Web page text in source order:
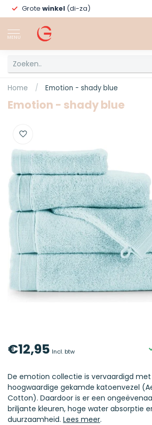
Grote winkel (di-za)
MENU
Home / Emotion - shady blue
Emotion - shady blue
€12,95 Incl. btw
De emotion collectie is vervaardigd
hoogwaardige gekamde katoenvezel
Cotton). Daardoor is er een
briljante kleuren, hoge water absorptie
duurzaamheid. Lees meer.